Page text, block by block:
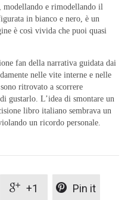
modellando e rimodellando il
in bianco e nero, è un
è così vivida che puoi quasi
fan della narrativa guidata dai
nelle vite interne e nelle
ritrovato a scorrere
gustarlo. L’idea di smontare un
libro italiano sembrava un
un ricordo personale.
 +1  Pin it